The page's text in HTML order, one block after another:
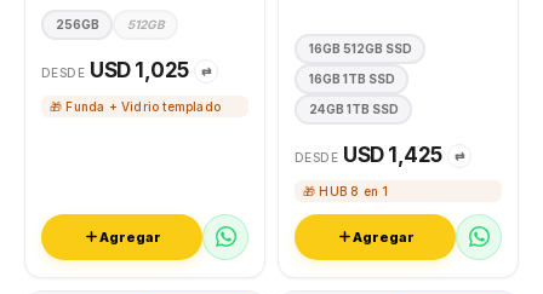
256GB 512GB
DESDE USD 1,025 ⇄
🎁 Funda + Vidrio templado
Agregar
16GB 512GB SSD
16GB 1TB SSD
24GB 1TB SSD
DESDE USD 1,425 ⇄
🎁 HUB 8 en 1
Agregar